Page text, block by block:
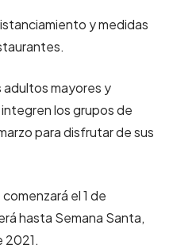
y medidas
adultos mayores y
los grupos de
para disfrutar de sus
el 1 de
hasta Semana Santa,
2021.